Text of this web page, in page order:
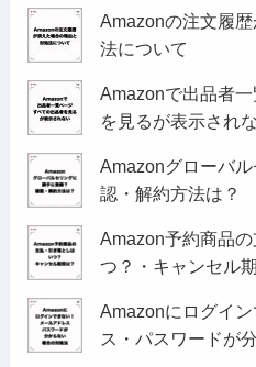
Amazonの注文履
法について
Amazonで出品者
を見るが表示され
Amazonグローバ
認・解約方法は？
Amazon予約商品
つ？・キャンセル
Amazonにログイ
ス・パスワードが